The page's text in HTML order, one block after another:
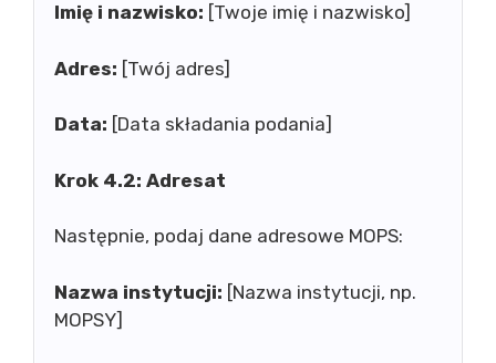
Imię i nazwisko: [Twoje imię i nazwisko]
Adres: [Twój adres]
Data: [Data składania podania]
Krok 4.2: Adresat
Następnie, podaj dane adresowe MOPS:
Nazwa instytucji: [Nazwa instytucji, np.
MOPSY]